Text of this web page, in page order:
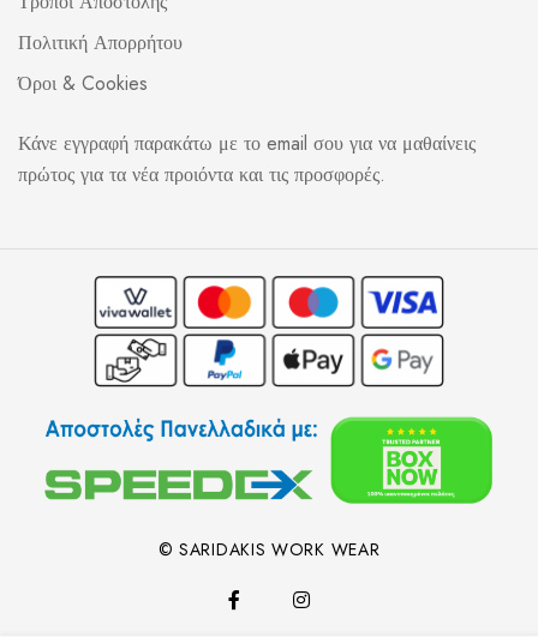
Πολιτική Απορρήτου
Όροι & Cookies
Κάνε εγγραφή παρακάτω με το email σου για να μαθαίνεις
πρώτος για τα νέα προιόντα και τις προσφορές.
© SARIDAKIS WORK WEAR